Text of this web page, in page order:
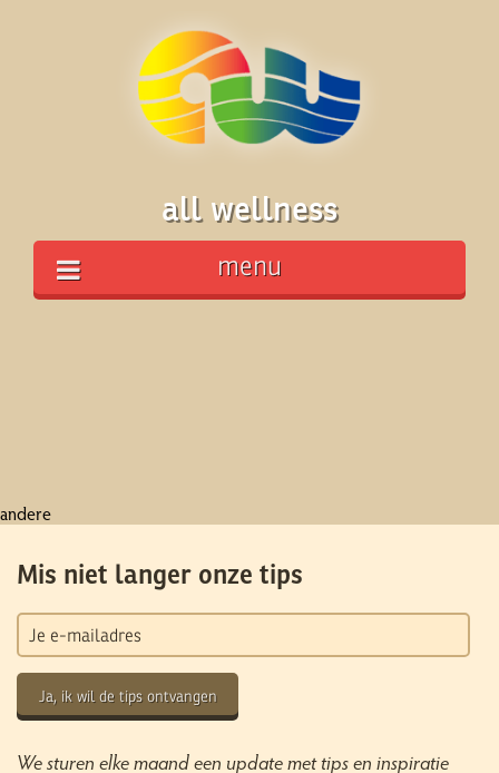
all wellness
menu
andere
Mis niet langer onze tips
Ja, ik wil de tips ontvangen
We sturen elke maand een update met tips en inspiratie